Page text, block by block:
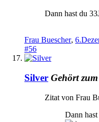
Dann hast du
Frau Buescher,
#56
Silver Gehört
Zitat von Frau
Dann